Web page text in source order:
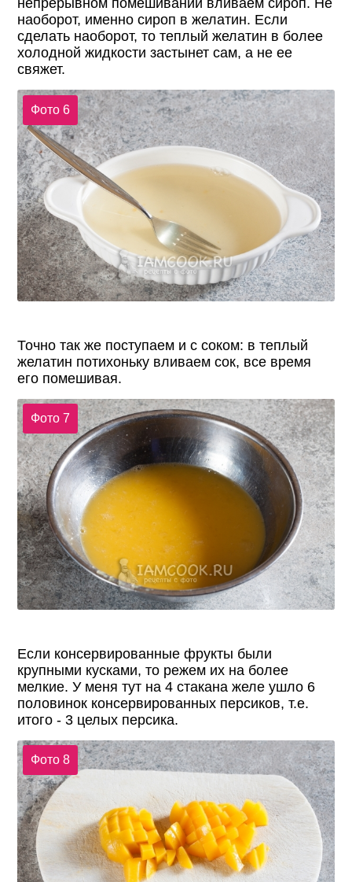
непрерывном помешивании вливаем сироп. Не
наоборот, именно сироп в желатин. Если
сделать наоборот, то теплый желатин в более
холодной жидкости застынет сам, а не ее
свяжет.
Фото 6
Точно так же поступаем и с соком: в теплый
желатин потихоньку вливаем сок, все время
его помешивая.
Фото 7
Если консервированные фрукты были
крупными кусками, то режем их на более
мелкие. У меня тут на 4 стакана желе ушло 6
половинок консервированных персиков, т.е.
итого - 3 целых персика.
Фото 8